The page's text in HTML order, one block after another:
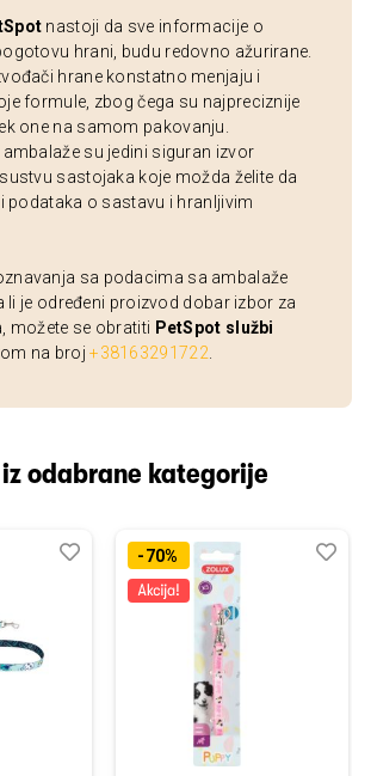
nastoji da sve informacije o
hrani, budu redovno ažurirane.
hrane konstatno menjaju i
formule, zbog čega su najpreciznije
one na samom pakovanju.
su jedini siguran izvor
sastojaka koje možda želite da
podataka o sastavu i hranljivim
sa podacima sa ambalaže
li je određeni proizvod dobar izbor za
možete se obratiti PetSpot službi
na broj+38163291722
odabrane kategorije
Dodaj
Uporedi-70%